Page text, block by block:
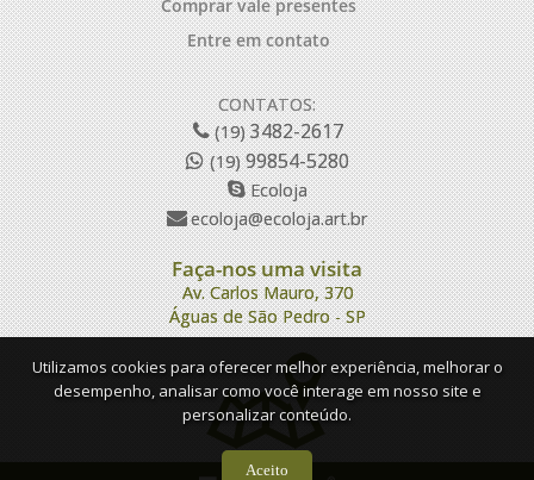
Comprar vale presentes
Entre em contato
CONTATOS:
(19)3482-2617
(19)99854-5280
Ecoloja
ecoloja@ecoloja.art.br
Faça-nos uma visita
Av. Carlos Mauro, 370
Águas de São Pedro - SP
Utilizamos cookies para oferecer melhor experiência, melhorar o
desempenho, analisar como você interage em nosso site e
personalizar conteúdo.
Aceito